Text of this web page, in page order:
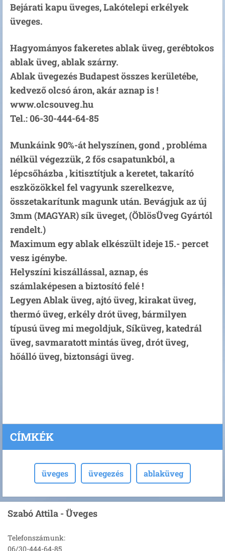
Bejárati kapu üveges, Lakótelepi erkélyek
üveges.
Hagyományos fakeretes ablak üveg, gerébtokos
ablak üveg, ablak szárny.
Ablak üvegezés Budapest összes kerületébe,
kedvező olcsó áron, akár aznap is !
www.olcsouveg.hu
Tel.: 06-30-444-64-85
Munkáink 90%-át helyszínen, gond , probléma
nélkül végezzük, 2 fős csapatunkból, a
lépcsőházba , kitisztítjuk a keretet, takarító
eszközökkel fel vagyunk szerelkezve,
összetakarítunk magunk után. Bevágjuk az új
3mm (MAGYAR) sík üveget, (ÖblösÜveg Gyártól
rendelt.)
Maximum egy ablak elkészült ideje 15.- percet
vesz igénybe.
Helyszíni kiszállással, aznap, és
számlaképesen a biztosító felé !
Legyen Ablak üveg, ajtó üveg, kirakat üveg,
thermó üveg, erkély drót üveg, bármilyen
típusú üveg mi megoldjuk, Síküveg, katedrál
üveg, savmaratott mintás üveg, drót üveg,
hőálló üveg, biztonsági üveg.
CÍMKÉK
üveges üvegezés ablaküveg
Szabó Attila - Üveges
Telefonszámunk:
06/30-444-64-85